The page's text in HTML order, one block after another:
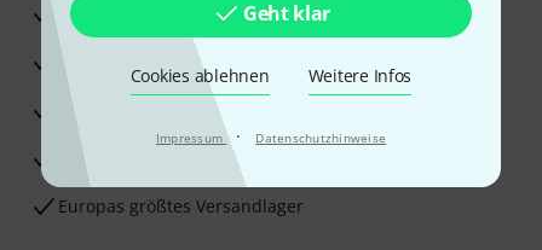
Geht klar
Cookies ablehnen Weitere Infos
Impressum · Datenschutzhinweise
30 Tage Money-Back-Garantie
Beratung durch Fachexperten
Zufriedenheitsgarantie
Europas größtes Versandlager